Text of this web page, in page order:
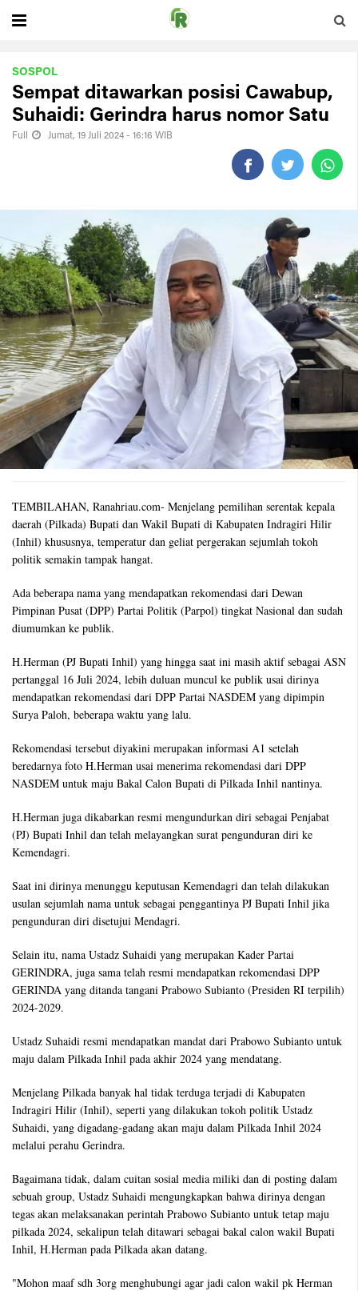
SOSPOL
Sempat ditawarkan posisi Cawabup,
Suhaidi: Gerindra harus nomor Satu
Full Jumat, 19 Juli 2024 - 16:16 WIB
TEMBILAHAN, Ranahriau.com- Menjelang pemilihan serentak kepala
daerah (Pilkada) Bupati dan Wakil Bupati di Kabupaten Indragiri Hilir
(Inhil) khususnya, temperatur dan geliat pergerakan sejumlah tokoh
politik semakin tampak hangat.
Ada beberapa nama yang mendapatkan rekomendasi dari Dewan
Pimpinan Pusat (DPP) Partai Politik (Parpol) tingkat Nasional dan sudah
diumumkan ke publik.
H.Herman (PJ Bupati Inhil) yang hingga saat ini masih aktif sebagai ASN
pertanggal 16 Juli 2024, lebih duluan muncul ke publik usai dirinya
mendapatkan rekomendasi dari DPP Partai NASDEM yang dipimpin
Surya Paloh, beberapa waktu yang lalu.
Rekomendasi tersebut diyakini merupakan informasi A1 setelah
beredarnya foto H.Herman usai menerima rekomendasi dari DPP
NASDEM untuk maju Bakal Calon Bupati di Pilkada Inhil nantinya.
H.Herman juga dikabarkan resmi mengundurkan diri sebagai Penjabat
(PJ) Bupati Inhil dan telah melayangkan surat pengunduran diri ke
Kemendagri.
Saat ini dirinya menunggu keputusan Kemendagri dan telah dilakukan
usulan sejumlah nama untuk sebagai penggantinya PJ Bupati Inhil jika
pengunduran diri disetujui Mendagri.
Selain itu, nama Ustadz Suhaidi yang merupakan Kader Partai
GERINDRA, juga sama telah resmi mendapatkan rekomendasi DPP
GERINDA yang ditanda tangani Prabowo Subianto (Presiden RI terpilih)
2024-2029.
Ustadz Suhaidi resmi mendapatkan mandat dari Prabowo Subianto untuk
maju dalam Pilkada Inhil pada akhir 2024 yang mendatang.
Menjelang Pilkada banyak hal tidak terduga terjadi di Kabupaten
Indragiri Hilir (Inhil), seperti yang dilakukan tokoh politik Ustadz
Suhaidi, yang digadang-gadang akan maju dalam Pilkada Inhil 2024
melalui perahu Gerindra.
Bagaimana tidak, dalam cuitan sosial media miliki dan di posting dalam
sebuah group, Ustadz Suhaidi mengungkapkan bahwa dirinya dengan
tegas akan melaksanakan perintah Prabowo Subianto untuk tetap maju
pilkada 2024, sekalipun telah ditawari sebagai bakal calon wakil Bupati
Inhil, H.Herman pada Pilkada akan datang.
"Mohon maaf sdh 3org menghubungi agar jadi calon wakil pk Herman